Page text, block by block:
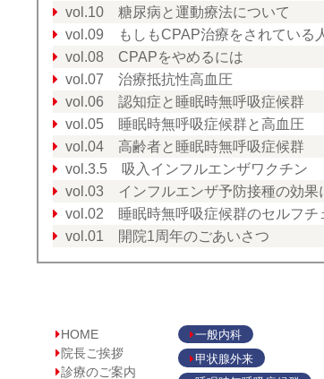
vol.10 糖尿病と運動療法について
vol.09 もしもCPAP治療をされている
vol.08 CPAPをやめるには
vol.07 治療抵抗性高血圧
vol.06 認知症と睡眠時無呼吸症候群
vol.05 睡眠時無呼吸症候群と高血圧
vol.04 高齢者と睡眠時無呼吸症候群
vol.3.5 吸入インフルエンザワクチン
vol.03 インフルエンザ予防接種の効果
vol.02 睡眠時無呼吸症候群のセルフチ
vol.01 開院1周年のごあいさつ
HOME
院長ご挨拶
診療のご案内
一般内科
甲状腺外来